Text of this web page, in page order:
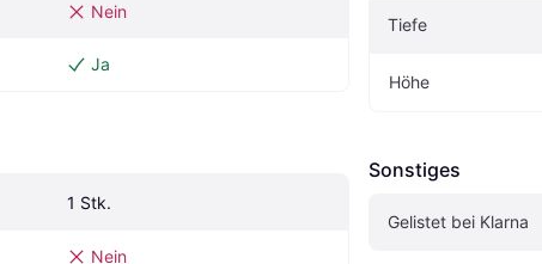
Nein
Ja
1 Stk.
Nein
Tiefe
Höhe
Sonstiges
Gelistet bei Klarna